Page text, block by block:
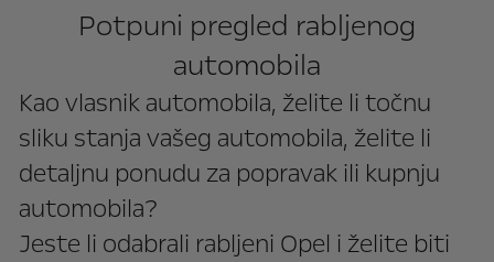
Potpuni pregled rabljenog
automobila
Kao vlasnik automobila, želite li točnu
sliku stanja vašeg automobila, želite li
detaljnu ponudu za popravak ili kupnju
automobila?
Jeste li odabrali rabljeni Opel i želite biti